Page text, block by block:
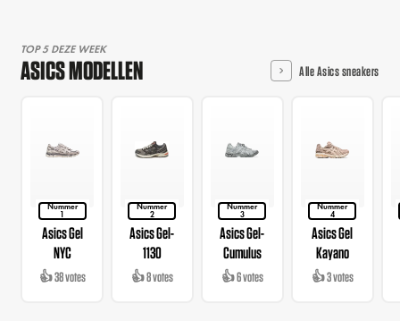
TOP 5 DEZE WEEK
ASICS MODELLEN Alle Asics sneakers
Nummer
1
Asics Gel
NYC
👍 38 votes
Nummer
2
Asics Gel-
1130
👍 8 votes
Nummer
3
Asics Gel-
Cumulus
👍 6 votes
Nummer
4
Asics Gel
Kayano
👍 3 votes